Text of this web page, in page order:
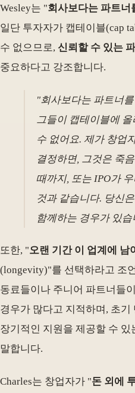
Wesley는 "회사보다는 파트너
일단 투자자가 캡테이블(cap
수 없으므로, 신뢰할 수 있는
중요하다고 강조합니다.
"회사보다는 파트너
그들이 캡테이블에
수 없어요. 제가 창업
결정하면, 그것은 죽
때까지, 또는 IPO가
것과 같습니다. 당신
함께하는 경우가 있
또한, "오랜 기간 이 업계에 남
(longevity)"를 선택하라고 조
동료들이나 주니어 파트너들
경우가 많다고 지적하며, 초
장기적인 지원을 제공할 수
말합니다.
Charles는 창업자가 "돈 외에